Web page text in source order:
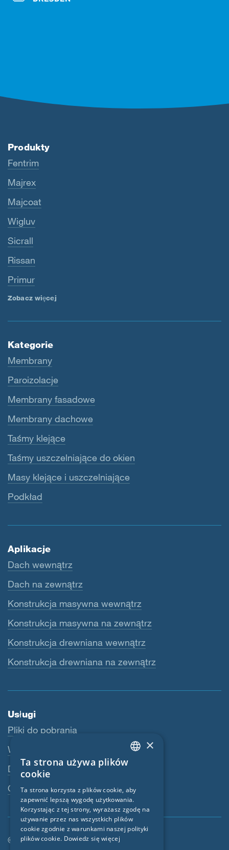
Produkty
Fentrim
Majrex
Majcoat
Wigluv
Sicrall
Rissan
Primur
Zobacz więcej
Kategorie
Membrany
Paroizolacje
Membrany fasadowe
Membrany dachowe
Taśmy klejące
Taśmy uszczelniające do okien
Masy klejące i uszczelniające
Podkład
Aplikacje
Dach wewnątrz
Dach na zewnątrz
Konstrukcja masywna wewnątrz
Konstrukcja masywna na zewnątrz
Konstrukcja drewniana wewnątrz
Konstrukcja drewniana na zewnątrz
Usługi
Pliki do pobrania
Webshop
Dealerzy
Osoba kontaktowa
© SIGA 2026
ENGLISH
FRENCH
CZECH
ITALIAN
×
Ta strona używa plików
cookie
Ta strona korzysta z plików cookie, aby
zapewnić lepszą wygodę użytkowania.
Korzystając z tej strony, wyrażasz zgodę na
używanie przez nas wszystkich plików
cookie zgodnie z warunkami naszej polityki
plików cookie. Dowiedz się więcej